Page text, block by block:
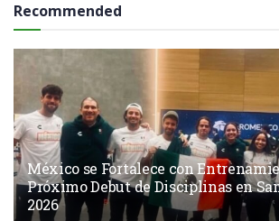
Recommended
México se Fortalece con
Próximo Debut de Disciplinas en
2026